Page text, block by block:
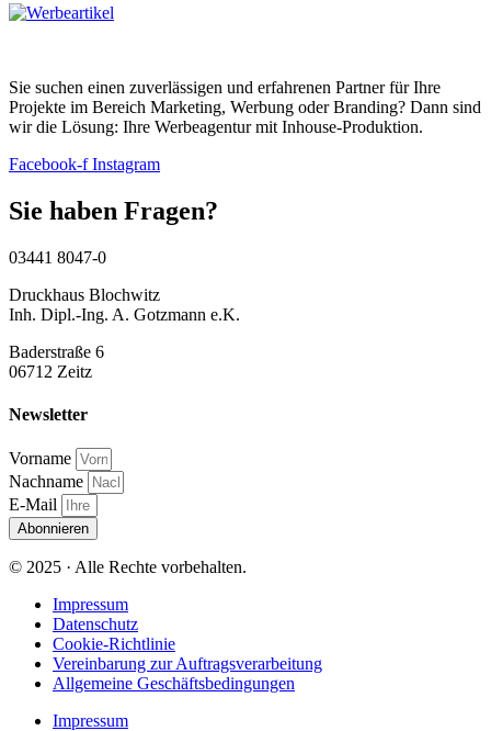
Sie suchen einen zuverlässigen und erfahrenen Partner für Ihre
Projekte im Bereich Marketing, Werbung oder Branding? Dann sind
wir die Lösung: Ihre Werbeagentur mit Inhouse-Produktion.
Facebook-f Instagram
Sie haben Fragen?
03441 8047-0
Druckhaus Blochwitz
Inh. Dipl.-Ing. A. Gotzmann e.K.
Baderstraße 6
06712 Zeitz
Newsletter
Vorname
Nachname
E-Mail
Abonnieren
© 2025 · Alle Rechte vorbehalten.
Impressum
Datenschutz
Cookie-Richtlinie
Vereinbarung zur Auftragsverarbeitung
Allgemeine Geschäftsbedingungen
Impressum